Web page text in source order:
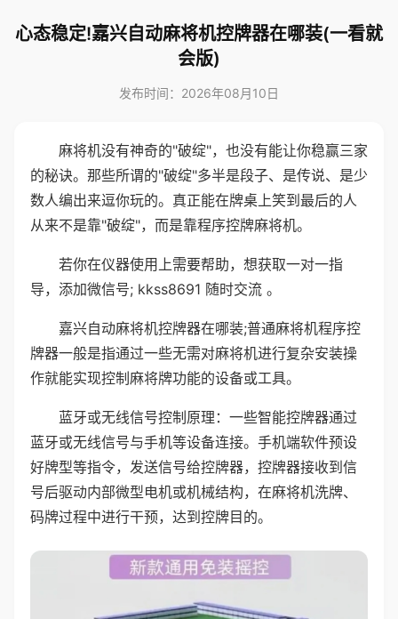
心态稳定!嘉兴自动麻将机控牌器在哪装(一看就
会版)
发布时间：2026年08月10日
麻将机没有神奇的"破绽"，也没有能让你稳赢三家
的秘诀。那些所谓的"破绽"多半是段子、是传说、是少
数人编出来逗你玩的。真正能在牌桌上笑到最后的人
从来不是靠"破绽"，而是靠程序控牌麻将机。
若你在仪器使用上需要帮助，想获取一对一指
导，添加微信号; kkss8691 随时交流 。
嘉兴自动麻将机控牌器在哪装;普通麻将机程序控
牌器一般是指通过一些无需对麻将机进行复杂安装操
作就能实现控制麻将牌功能的设备或工具。
蓝牙或无线信号控制原理：一些智能控牌器通过
蓝牙或无线信号与手机等设备连接。手机端软件预设
好牌型等指令，发送信号给控牌器，控牌器接收到信
号后驱动内部微型电机或机械结构，在麻将机洗牌、
码牌过程中进行干预，达到控牌目的。